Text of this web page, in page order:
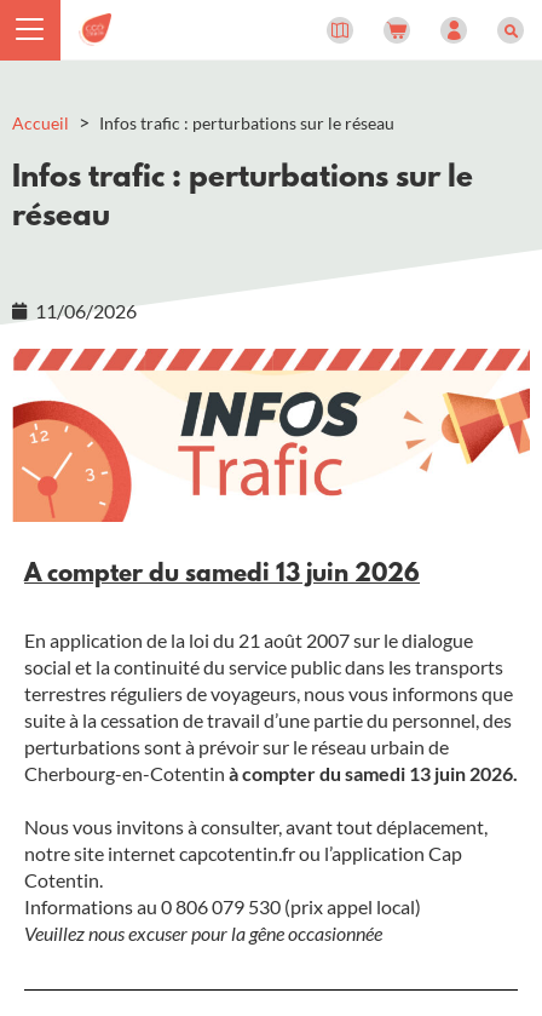
Accueil > Infos trafic : perturbations sur le réseau
Infos trafic : perturbations sur le
réseau
11/06/2026
A compter du samedi 13 juin 2026
En application de la loi du 21 août 2007 sur le dialogue
social et la continuité du service public dans les transports
terrestres réguliers de voyageurs, nous vous informons que
suite à la cessation de travail d’une partie du personnel, des
perturbations sont à prévoir sur le réseau urbain de
Cherbourg-en-Cotentin à compter du samedi 13 juin 2026.
Nous vous invitons à consulter, avant tout déplacement,
notre site internet capcotentin.fr ou l’application Cap
Cotentin.
Informations au 0 806 079 530 (prix appel local)
Veuillez nous excuser pour la gêne occasionnée
Panneau de gestion des cookies